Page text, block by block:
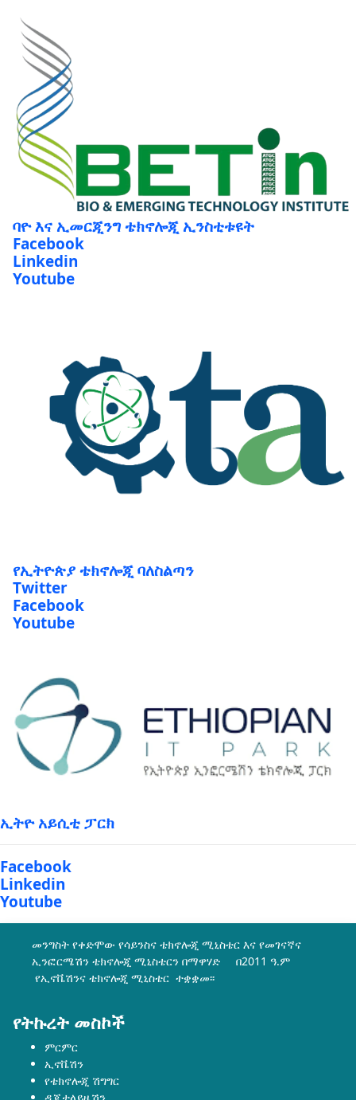
ባዮ እና ኢመርጂንግ ቴክኖሎጂ ኢንስቲቱዩት
Facebook
Linkedin
Youtube
የኢትዮጵያ ቴክኖሎጂ ባለስልጣን
Twitter
Facebook
Youtube
ኢትዮ አይሲቲ ፓርክ
Facebook
Linkedin
Youtube
መንግስት የቀድሞው የሳይንስና ቴክኖሎጂ ሚኒስቴር እና የመገናኛና
ኢንፎርሜሽን ቴክኖሎጂ ሚኒስቴርን በማዋሃድ በ2011 ዓ.ም
የኢኖቬሽንና ቴክኖሎጂ ሚኒስቴር ተቋቋመ፡፡
የትኩረት መስኮች
ምርምር
ኢኖቬሽን
የቴክኖሎጂ ሽግግር